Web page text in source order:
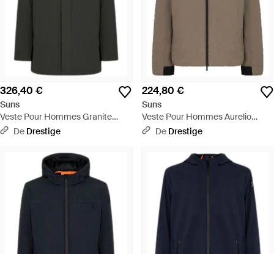
326,40 €
Suns
Veste Pour Hommes Granite
Militaire En Fourrure - Noir
De Drestige
224,80 €
Suns
Veste Pour Hommes Aurelio
Velour Fossil - Marron
De Drestige